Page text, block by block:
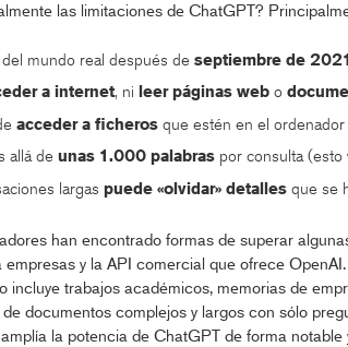
las limitaciones de ChatGPT?
mundo real después de septiembre de 2021
a internet, ni leer páginas webo
acceder a ficherosque estén en el ordenador
allá de unas 1.000 palabraspor consulta (esto
largas puede «olvidar» detallesque se
han encontrado formas de superar
empresas y la API comercial que ofrece OpenAI.
incluye trabajos académicos, memorias de
documentos complejos y largos con sólo
la potencia de ChatGPT de forma